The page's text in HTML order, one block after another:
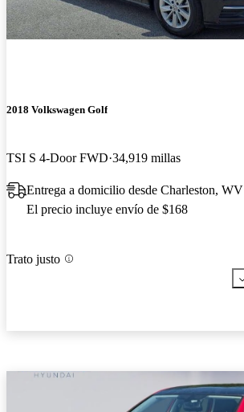
2018 Volkswagen Golf
TSI S 4-Door FWD 34,919 millas
Entrega a domicilio desde Charleston, WV
El precio incluye envío de $168
Trato justo